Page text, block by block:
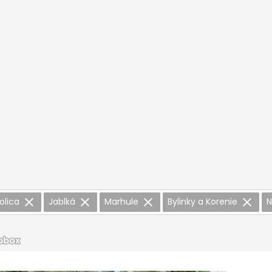
Jablká Marhule Bylinky a Korenie